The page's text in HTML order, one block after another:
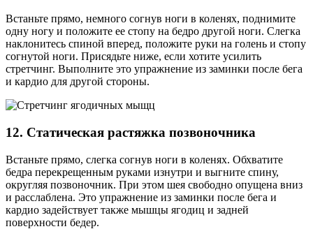
Встаньте прямо, немного согнув ноги в коленях, поднимите
одну ногу и положите ее стопу на бедро другой ноги. Слегка
наклонитесь спиной вперед, положите руки на голень и стопу
согнутой ноги. Присядьте ниже, если хотите усилить
стретчинг. Выполните это упражнение из заминки после бега
и кардио для другой стороны.
12. Статическая растяжка позвоночника
Встаньте прямо, слегка согнув ноги в коленях. Обхватите
бедра перекрещенным руками изнутри и выгните спину,
округляя позвоночник. При этом шея свободно опущена вниз
и расслаблена. Это упражнение из заминки после бега и
кардио задействует также мышцы ягодиц и задней
поверхности бедер.